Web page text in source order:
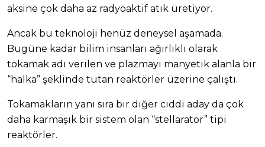
aksine çok daha az radyoaktif atık üretiyor.
Ancak bu teknoloji henüz deneysel aşamada.
Bugüne kadar bilim insanları ağırlıklı olarak
tokamak adı verilen ve plazmayı manyetik alanla bir
“halka” şeklinde tutan reaktörler üzerine çalıştı.
Tokamakların yanı sıra bir diğer ciddi aday da çok
daha karmaşık bir sistem olan “stellarator” tipi
reaktörler.